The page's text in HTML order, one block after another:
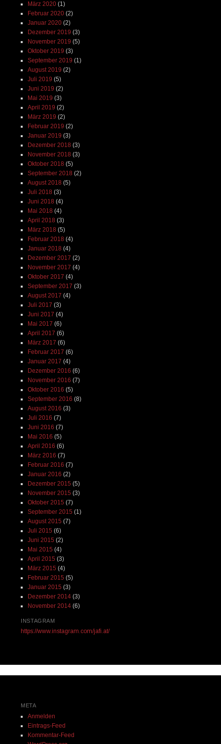
März 2020(1)
Februar 2020(2)
Januar 2020(2)
Dezember 2019 (3)
November 2019 (5)
Oktober 2019 (3)
September 2019 (1)
August 2019 (2)
Juli 2019 (5)
Juni 2019 (2)
Mai 2019 (3)
April 2019 (2)
März 2019 (2)
Februar 2019 (2)
Januar 2019 (3)
Dezember 2018 (3)
November 2018 (3)
Oktober 2018 (5)
September 2018 (2)
August 2018 (5)
Juli 2018 (3)
Juni 2018 (4)
Mai 2018 (4)
April 2018 (3)
März 2018 (5)
Februar 2018 (4)
Januar 2018 (4)
Dezember 2017 (2)
November 2017 (4)
Oktober 2017 (4)
September 2017 (3)
August 2017 (4)
Juli 2017 (3)
Juni 2017 (4)
Mai 2017 (6)
April 2017 (6)
März 2017 (6)
Februar 2017 (6)
Januar 2017 (4)
Dezember 2016 (6)
November 2016 (7)
Oktober 2016 (5)
September 2016 (8)
August 2016 (3)
Juli 2016 (7)
Juni 2016 (7)
Mai 2016 (5)
April 2016 (6)
März 2016 (7)
Februar 2016 (7)
Januar 2016 (2)
Dezember 2015 (5)
November 2015 (3)
Oktober 2015 (7)
September 2015 (1)
August 2015 (7)
Juli 2015 (6)
Juni 2015 (2)
Mai 2015 (4)
April 2015 (3)
März 2015 (4)
Februar 2015 (5)
Januar 2015 (3)
Dezember 2014(3)
November 2014(6)
INSTAGRAM
https://www.instagram.com/jafi.at/
META
Anmelden
Eintrags-Feed
Kommentar-Feed